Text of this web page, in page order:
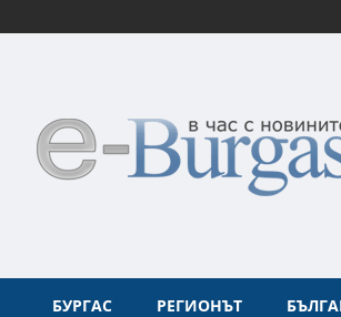
БУРГАС РЕГИОНЪТ